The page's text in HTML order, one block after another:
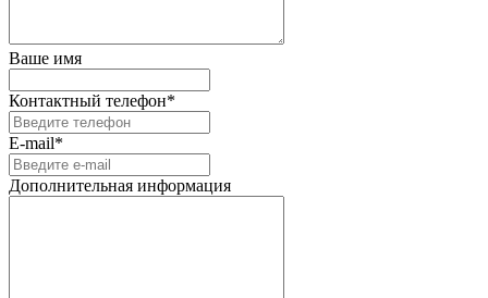
Ваше имя
Контактный телефон*
E-mail*
Дополнительная информация